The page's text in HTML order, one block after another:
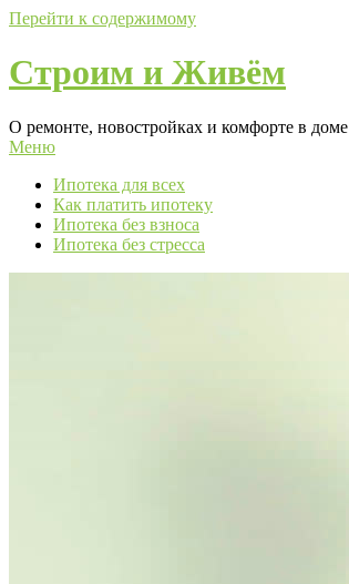
Перейти к содержимому
Строим и Живём
О ремонте, новостройках и комфорте в доме
Меню
Ипотека для всех
Как платить ипотеку
Ипотека без взноса
Ипотека без стресса